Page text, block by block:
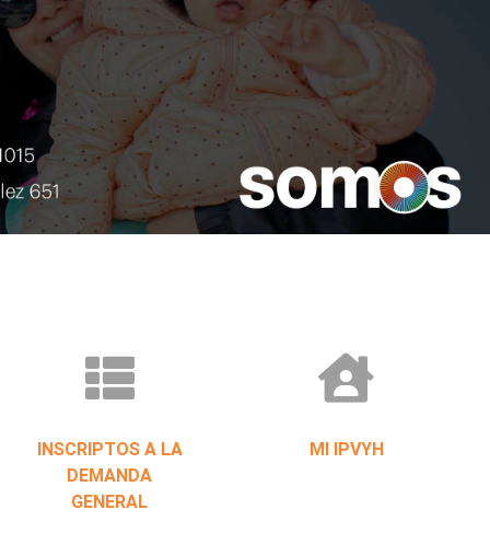
INSCRIPTOS A LA
DEMANDA
GENERAL
MI IPVYH